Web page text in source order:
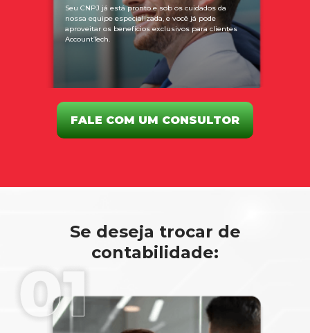
Seu CNPJ já está pronto e sob os cuidados da
nossa equipe especializada, e você já pode
aproveitar os benefícios exclusivos para clientes
AccountTech.
FALE COM UM CONSULTOR
Se deseja trocar de
contabilidade: